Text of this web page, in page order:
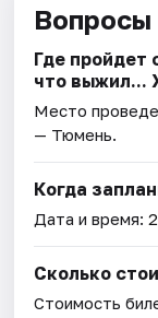
Вопросы
Где пройдет
что выжил...
Место
— Тюмень.
Когда
Дата и время:
Сколько
Стоимость